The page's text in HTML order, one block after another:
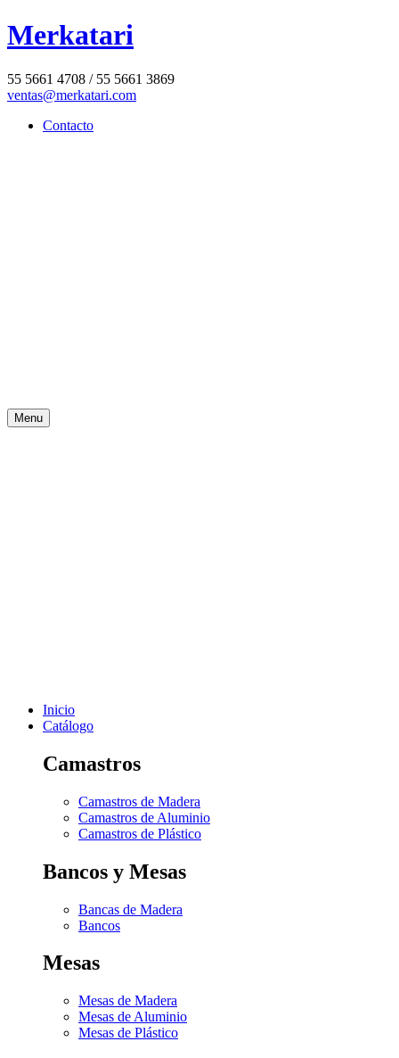
Merkatari
55 5661 4708 / 55 5661 3869
ventas@merkatari.com
Contacto
Menu
Inicio
Catálogo
Camastros
Camastros de Madera
Camastros de Aluminio
Camastros de Plástico
Bancos y Mesas
Bancas de Madera
Bancos
Mesas
Mesas de Madera
Mesas de Aluminio
Mesas de Plástico